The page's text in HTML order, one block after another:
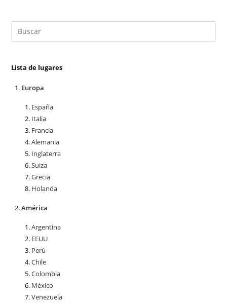
Lista de lugares
Europa
España
Italia
Francia
Alemania
Inglaterra
Suiza
Grecia
Holanda
América
Argentina
EEUU
Perú
Chile
Colombia
México
Venezuela